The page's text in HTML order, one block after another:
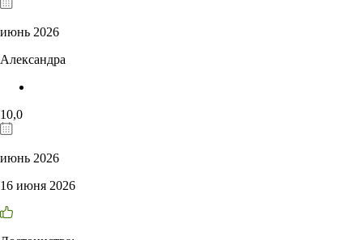
июнь 2026
Александра
10,0
июнь 2026
16 июня 2026